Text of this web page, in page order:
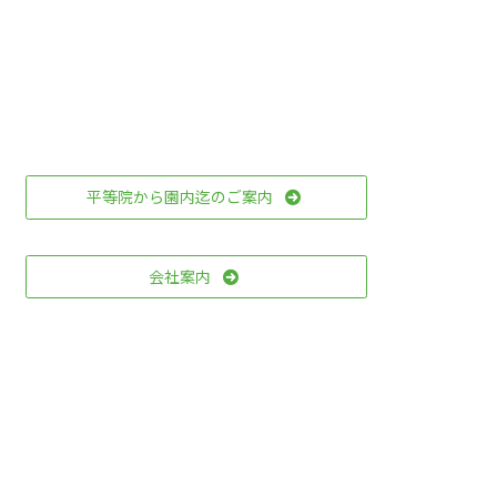
平等院から園内迄のご案内
会社案内